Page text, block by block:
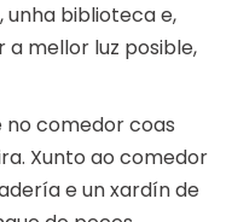
unha biblioteca e,
a mellor luz posible,
no comedor coas
Xunto ao comedor
e un xardín de